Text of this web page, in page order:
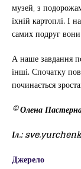
музей, з
їхній картоплі. І
самих подруг
А наше завдання
інші. Спочатку
починається
© Олена
Іл.:
Джерело